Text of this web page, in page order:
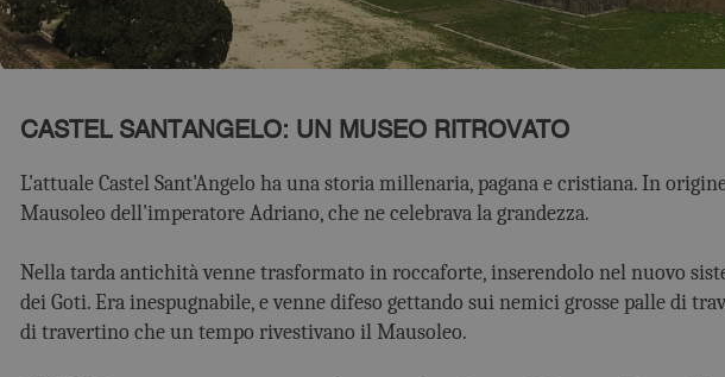
CASTEL SANTANGELO: UN MUSEO RITROVATO
L'attuale Castel Sant'Angelo ha una storia millenaria, pagana e cristiana. In
Mausoleo dell'imperatore Adriano, che ne celebrava la grandezza.
Nella tarda antichità venne trasformato in roccaforte, inserendolo nel nuovo
dei Goti. Era inespugnabile, e venne difeso gettando sui nemici grosse palle di
di travertino che un tempo rivestivano il Mausoleo.